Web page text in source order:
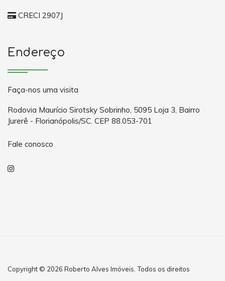
CRECI 2907J
Endereço
Faça-nos uma visita
Rodovia Maurício Sirotsky Sobrinho, 5095 Loja 3, Bairro
Jurerê - Florianópolis/SC. CEP 88.053-701
Fale conosco
Copyright © 2026 Roberto Alves Imóveis. Todos os direitos